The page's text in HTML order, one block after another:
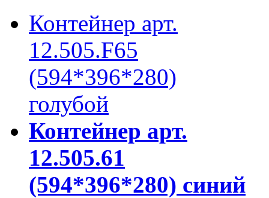
Контейнер арт.
12.505.F65
(594*396*280)
голубой
Контейнер арт.
12.505.61
(594*396*280) синий